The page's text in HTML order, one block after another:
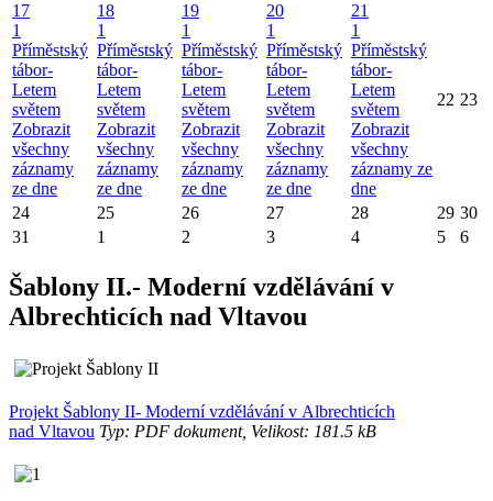
17
1
Příměstský
tábor-
Letem
světem
Zobrazit
všechny
záznamy
ze dne
18
1
Příměstský
tábor-
Letem
světem
Zobrazit
všechny
záznamy
ze dne
19
1
Příměstský
tábor-
Letem
světem
Zobrazit
všechny
záznamy
ze dne
20
1
Příměstský
tábor-
Letem
světem
Zobrazit
všechny
záznamy
ze dne
21
1
Příměstský
tábor-
Letem
světem
Zobrazit
všechny
záznamy ze
dne
22 23
24 25 26 27 28 29 30
31
1 2 3 4 5 6
Šablony II.- Moderní vzdělávání v
Albrechticích nad Vltavou
Projekt Šablony II- Moderní vzdělávání v Albrechticích
nad Vltavou Typ: PDF dokument, Velikost: 181.5 kB